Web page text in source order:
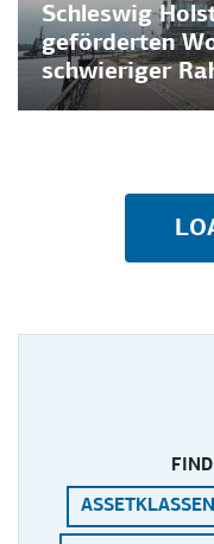
Schleswig
geförderten
schwieriger
ASSETKLASSEN